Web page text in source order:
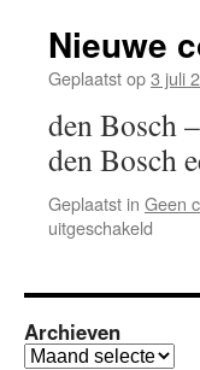
Nieuwe
Geplaatst op3 juli
den Bosch
den Bosch
Geplaatst in Geen
uitgeschakeld
op
Archieven
Archieven